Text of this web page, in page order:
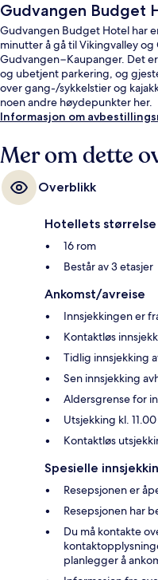
Gudvangen Budget
Gudvangen Budget Hotel har
minutter å gå til Vikingvalley
Gudvangen−Kaupanger. Det
og ubetjent parkering, og
over gang-/sykkelstier og
noen andre høydepunkter her.
Informasjon om
Mer om dette
Overblikk
Hotellets størrelse
16 rom
Består av 3 etasjer
Ankomst/avreise
Innsjekkingen er
Kontaktløs
Tidlig innsjekking
Sen innsjekking
Aldersgrense for
Utsjekking kl. 11.00
Kontaktløs
Spesielle
Resepsjonen er
Resepsjonen har
Du må kontakte
planlegger å